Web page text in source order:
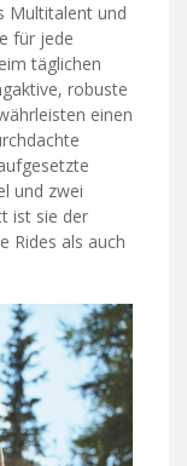
Multitalent und
für jede
täglichen
robuste
einen
und zwei
ist sie der
Rides als auch